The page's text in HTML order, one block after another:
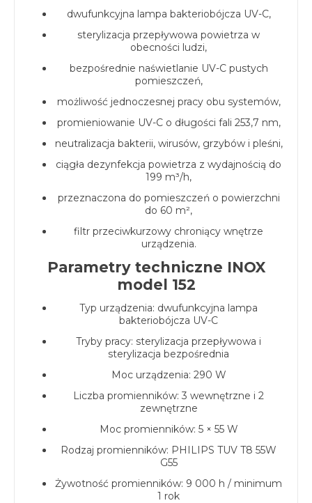
dwufunkcyjna lampa bakteriobójcza UV-C,
sterylizacja przepływowa powietrza w
obecności ludzi,
bezpośrednie naświetlanie UV-C pustych
pomieszczeń,
możliwość jednoczesnej pracy obu systemów,
promieniowanie UV-C o długości fali 253,7 nm,
neutralizacja bakterii, wirusów, grzybów i pleśni,
ciągła dezynfekcja powietrza z wydajnością do
199 m³/h,
przeznaczona do pomieszczeń o powierzchni
do 60 m²,
filtr przeciwkurzowy chroniący wnętrze
urządzenia.
Parametry techniczne INOX
model 152
Typ urządzenia: dwufunkcyjna lampa
bakteriobójcza UV-C
Tryby pracy: sterylizacja przepływowa i
sterylizacja bezpośrednia
Moc urządzenia: 290 W
Liczba promienników: 3 wewnętrzne i 2
zewnętrzne
Moc promienników: 5 × 55 W
Rodzaj promienników: PHILIPS TUV T8 55W
G55
Żywotność promienników: 9 000 h / minimum
1 rok